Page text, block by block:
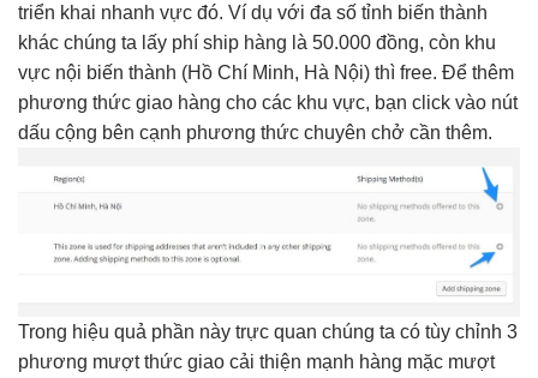
triển khai nhanh vực đó. Ví dụ với đa số tỉnh biến thành
khác chúng ta lấy phí ship hàng là 50.000 đồng, còn khu
vực nội biến thành (Hồ Chí Minh, Hà Nội) thì free. Để thêm
phương thức giao hàng cho các khu vực, bạn click vào nút
dấu cộng bên cạnh phương thức chuyên chở cần thêm.
Trong hiệu quả phần này trực quan chúng ta có tùy chỉnh 3
phương mượtthức giao cải thiện mạnh hàng mặc mượt